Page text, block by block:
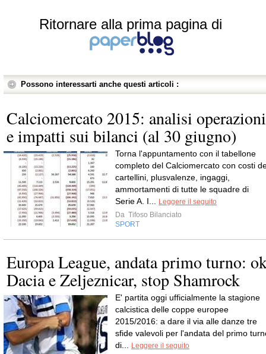
Ritornare alla prima pagina di
Possono interessarti anche questi articoli :
Calciomercato 2015: analisi operazioni
e impatti sui bilanci (al 30 giugno)
Torna l'appuntamento con il tabellone
completo del Calciomercato con costi
cartellini, plusvalenze, ingaggi,
ammortamenti di tutte le squadre di
Serie A. I...
Leggere il seguito
Da Tifoso Bilanciato
SPORT
Europa League, andata primo turno:
Dacia e Zeljeznicar, stop Shamrock
E' partita oggi ufficialmente la stagione
calcistica delle coppe europee
2015/2016: a dare il via alle danze tre
sfide valevoli per l'andata del primo
di...
Leggere il seguito